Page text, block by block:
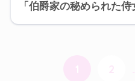
「伯爵家の秘められた